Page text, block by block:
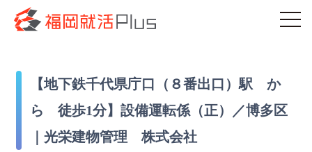
【地下鉄千代県庁口（８番出口）駅 か
ら 徒歩1分】設備運転係（正）／博多区
｜光栄建物管理 株式会社